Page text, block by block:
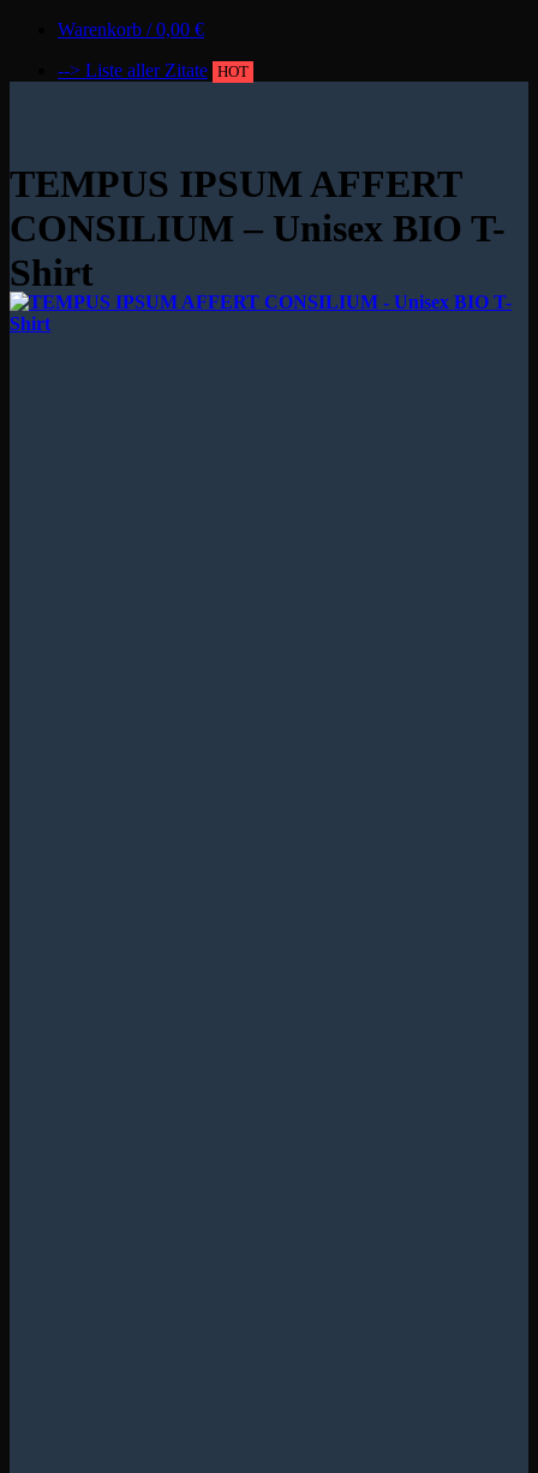
Warenkorb /0,00 €
--> Liste aller Zitate HOT
TEMPUS IPSUM AFFERT
CONSILIUM – Unisex BIO T-
Shirt